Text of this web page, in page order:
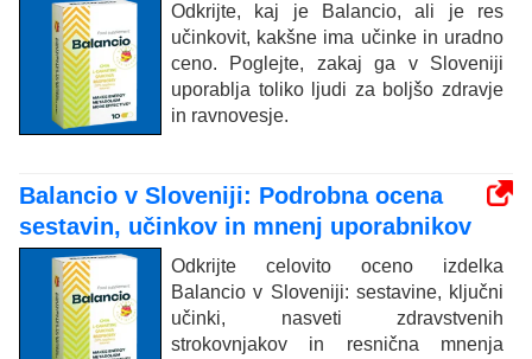
Odkrijte, kaj je Balancio, ali je res
učinkovit, kakšne ima učinke in uradno
ceno. Poglejte, zakaj ga v Sloveniji
uporablja toliko ljudi za boljšo zdravje
in ravnovesje.
Balancio v Sloveniji: Podrobna ocena
sestavin, učinkov in mnenj uporabnikov
Odkrijte celovito oceno izdelka
Balancio v Sloveniji: sestavine, ključni
učinki, nasveti zdravstvenih
strokovnjakov in resnična mnenja